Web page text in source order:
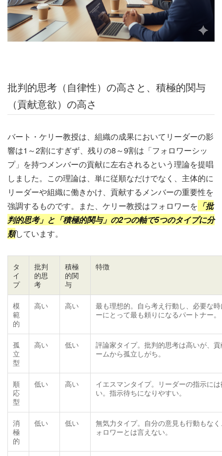
批判的思考（自律性）の高さと、積極的関与
（貢献意欲）の高さ
バート・ケリー教授は、組織の成果においてリーダーの影
響は1～2割にすぎず、残りの8～9割は「フォロワーシッ
プ」を持つメンバーの貢献に左右されるという理論を提唱
しました。この理論は、単に従順なだけでなく、主体的に
リーダーや組織に働きかけ、貢献するメンバーの重要性を
強調するものです。また、ケリー教授はフォロワーを 「批
判的思考」と「積極的関与」の2つの軸で5つのタイプに分
類しています。
タ
イ
プ
批判
的思
考
積極
的関
与
特徴
模
範
的
高い 高い
最も理想的。自ら考え行動し、必要な
ーにとって最も頼りになるパートナー。
孤
立
型
高い 低い
評論家タイプ。批判的思考は高いが、
ームから孤立しがち。
順
応
型
低い 高い
イエスマンタイプ。リーダーの指示に
い。指示待ちになりやすい。
消
極
的
低い 低い
無気力タイプ。自分の意見も行動もな
ォロワーとは言えない。